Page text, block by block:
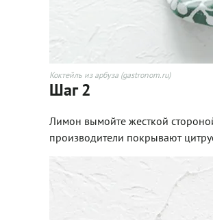
Коктейль из арбуза (gastronom.ru)
Шаг 2
Лимон вымойте жесткой
производители покрывают